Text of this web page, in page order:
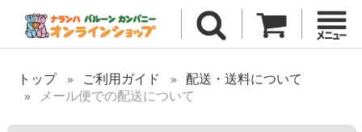
トップ ご利用ガイド
配送・送料について
メール便での配送について